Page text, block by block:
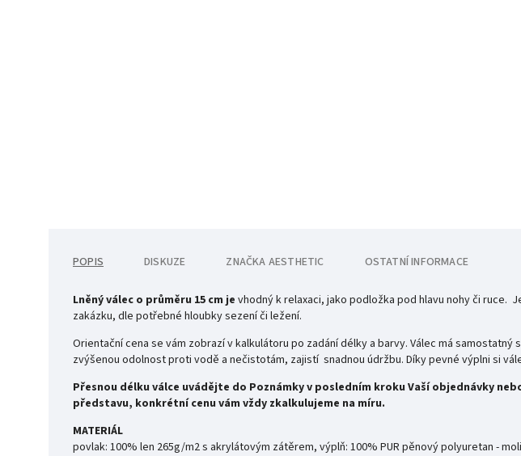
POPIS DISKUZE ZNAČKA AESTHETIC OSTATNÍ INFORMACE
Lněný válec o průměru 15 cm je vhodný k relaxaci, jako podložka pod hlavu nohy či ruce.
zakázku, dle potřebné hloubky sezení či ležení.
Orientační cena se vám zobrazí v kalkulátoru po zadání délky a barvy. Válec má samostatný
zvýšenou odolnost proti vodě a nečistotám, zajistí snadnou údržbu. Díky pevné výplni si
Přesnou délku válce uvádějte do Poznámky v posledním kroku Vaší objednávky
představu, konkrétní cenu vám vždy zkalkulujeme na míru.
MATERIÁL
povlak: 100% len 265g/m2 s akrylátovým zátěrem, výplň: 100% PUR pěnový polyuretan -